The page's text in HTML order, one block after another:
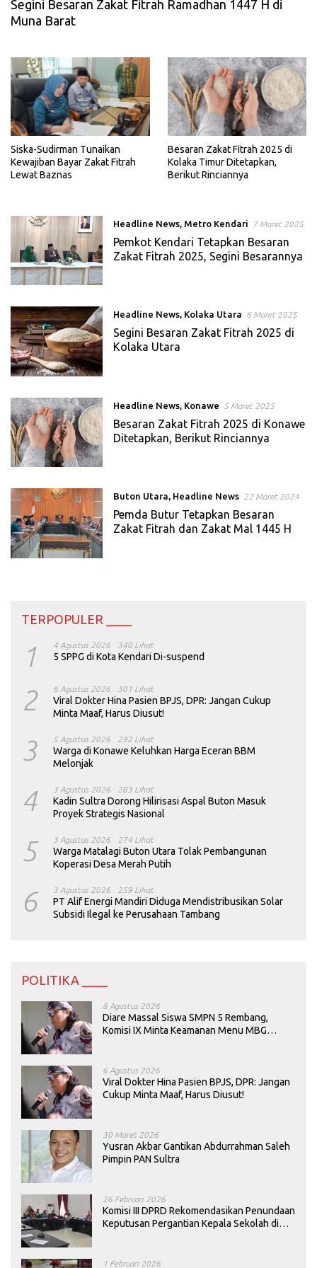
Segini Besaran Zakat Fitrah Ramadhan 1447 H di
Muna Barat
Siska-Sudirman Tunaikan
Kewajiban Bayar Zakat Fitrah
Lewat Baznas
Besaran Zakat Fitrah 2025 di
Kolaka Timur Ditetapkan,
Berikut Rinciannya
Headline News, Metro Kendari 7 Maret 2025
Pemkot Kendari Tetapkan Besaran
Zakat Fitrah 2025, Segini Besarannya
Headline News, Kolaka Utara 6 Maret 2025
Segini Besaran Zakat Fitrah 2025 di
Kolaka Utara
Headline News, Konawe 5 Maret 2025
Besaran Zakat Fitrah 2025 di Konawe
Ditetapkan, Berikut Rinciannya
Buton Utara, Headline News 22 Maret 2024
Pemda Butur Tetapkan Besaran
Zakat Fitrah dan Zakat Mal 1445 H
TERPOPULER ____
1 4 Agustus 2026 340 Lihat
5 SPPG di Kota Kendari Di-suspend
2 6 Agustus 2026 301 Lihat
Viral Dokter Hina Pasien BPJS, DPR: Jangan Cukup
Minta Maaf, Harus Diusut!
3 5 Agustus 2026 292 Lihat
Warga di Konawe Keluhkan Harga Eceran BBM
Melonjak
4 3 Agustus 2026 283 Lihat
Kadin Sultra Dorong Hilirisasi Aspal Buton Masuk
Proyek Strategis Nasional
5 3 Agustus 2026 274 Lihat
Warga Matalagi Buton Utara Tolak Pembangunan
Koperasi Desa Merah Putih
6 3 Agustus 2026 259 Lihat
PT Alif Energi Mandiri Diduga Mendistribusikan Solar
Subsidi Ilegal ke Perusahaan Tambang
POLITIKA ____
8 Agustus 2026
Diare Massal Siswa SMPN 5 Rembang,
Komisi IX Minta Keamanan Menu MBG
6 Agustus 2026
Viral Dokter Hina Pasien BPJS, DPR: Jangan
Cukup Minta Maaf, Harus Diusut!
30 Maret 2026
Yusran Akbar Gantikan Abdurrahman Saleh
Pimpin PAN Sultra
26 Februari 2026
Komisi III DPRD Rekomendasikan Penundaan
Keputusan Pergantian Kepala Sekolah di
1 Februari 2026